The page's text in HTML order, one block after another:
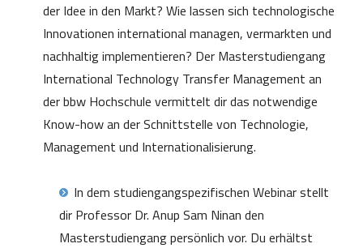
der Idee in den Markt? Wie lassen sich technologische
Innovationen international managen, vermarkten und
nachhaltig implementieren? Der Masterstudiengang
International Technology Transfer Management an
der bbw Hochschule vermittelt dir das notwendige
Know-how an der Schnittstelle von Technologie,
Management und Internationalisierung.
In dem studiengangspezifischen Webinar stellt
dir Professor Dr. Anup Sam Ninan den
Masterstudiengang persönlich vor. Du erhältst